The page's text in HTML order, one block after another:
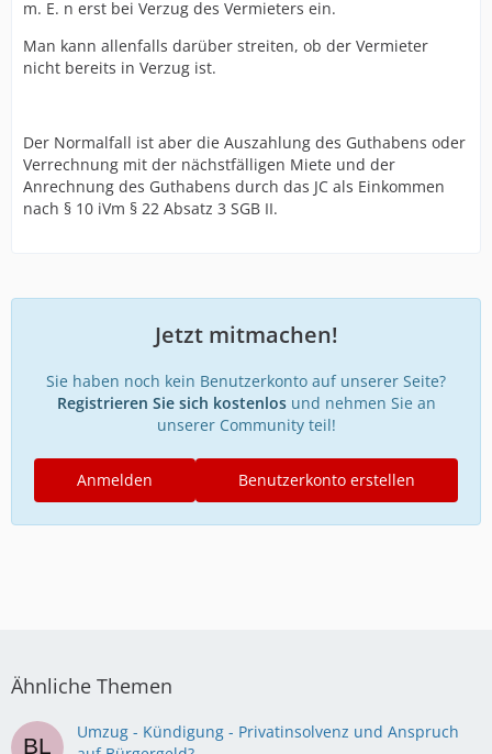
m. E. n erst bei Verzug des Vermieters ein.
Man kann allenfalls darüber streiten, ob der Vermieter
nicht bereits in Verzug ist.
Der Normalfall ist aber die Auszahlung des Guthabens oder
Verrechnung mit der nächstfälligen Miete und der
Anrechnung des Guthabens durch das JC als Einkommen
nach § 10 iVm § 22 Absatz 3 SGB II.
Jetzt mitmachen!
Sie haben noch kein Benutzerkonto auf unserer Seite?
Registrieren Sie sich kostenlosund nehmen Sie an
unserer Community teil!
Benutzerkonto erstellen
Anmelden
Ähnliche Themen
Umzug - Kündigung - Privatinsolvenz und Anspruch